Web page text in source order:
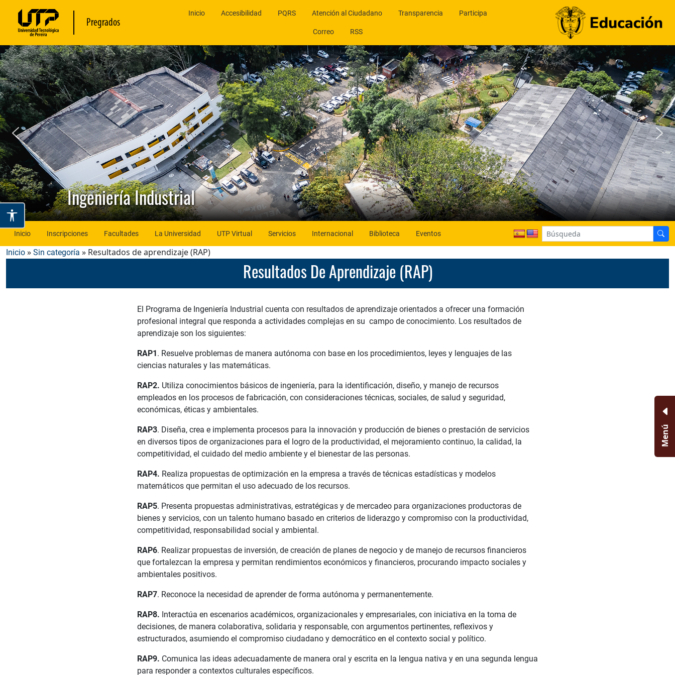
Pregrados
Inicio Accesibilidad PQRS Atención al Ciudadano Transparencia Participa
Correo RSS
Ingeniería Industrial
Inicio Inscripciones Facultades La Universidad UTP Virtual Servicios Internacional Biblioteca Eventos
Inicio » Sin categoría » Resultados de aprendizaje (RAP)
Resultados De Aprendizaje (RAP)
El Programa de Ingeniería Industrial cuenta con resultados de aprendizaje orientados a ofrecer una formación
profesional integral que responda a actividades complejas en su campo de conocimiento. Los resultados de
aprendizaje son los siguientes:
RAP1. Resuelve problemas de manera autónoma con base en los procedimientos, leyes y lenguajes de las
ciencias naturales y las matemáticas.
RAP2. Utiliza conocimientos básicos de ingeniería, para la identificación, diseño, y manejo de recursos
empleados en los procesos de fabricación, con consideraciones técnicas, sociales, de salud y seguridad,
económicas, éticas y ambientales.
RAP3. Diseña, crea e implementa procesos para la innovación y producción de bienes o prestación de servicios
en diversos tipos de organizaciones para el logro de la productividad, el mejoramiento continuo, la calidad, la
competitividad, el cuidado del medio ambiente y el bienestar de las personas.
RAP4. Realiza propuestas de optimización en la empresa a través de técnicas estadísticas y modelos
matemáticos que permitan el uso adecuado de los recursos.
RAP5. Presenta propuestas administrativas, estratégicas y de mercadeo para organizaciones productoras de
bienes y servicios, con un talento humano basado en criterios de liderazgo y compromiso con la productividad,
competitividad, responsabilidad social y ambiental.
RAP6. Realizar propuestas de inversión, de creación de planes de negocio y de manejo de recursos financieros
que fortalezcan la empresa y permitan rendimientos económicos y financieros, procurando impacto sociales y
ambientales positivos.
RAP7. Reconoce la necesidad de aprender de forma autónoma y permanentemente.
RAP8. Interactúa en escenarios académicos, organizacionales y empresariales, con iniciativa en la toma de
decisiones, de manera colaborativa, solidaria y responsable, con argumentos pertinentes, reflexivos y
estructurados, asumiendo el compromiso ciudadano y democrático en el contexto social y político.
RAP9. Comunica las ideas adecuadamente de manera oral y escrita en la lengua nativa y en una segunda lengua
para responder a contextos culturales específicos.
Menú